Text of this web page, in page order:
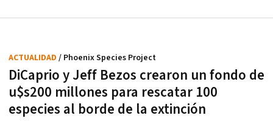
DiCaprio y Jeff Bezos crearon un fondo de
u$s200 millones para rescatar 100
especies al borde de la extinción
ACTUALIDAD / Phoenix Species Project